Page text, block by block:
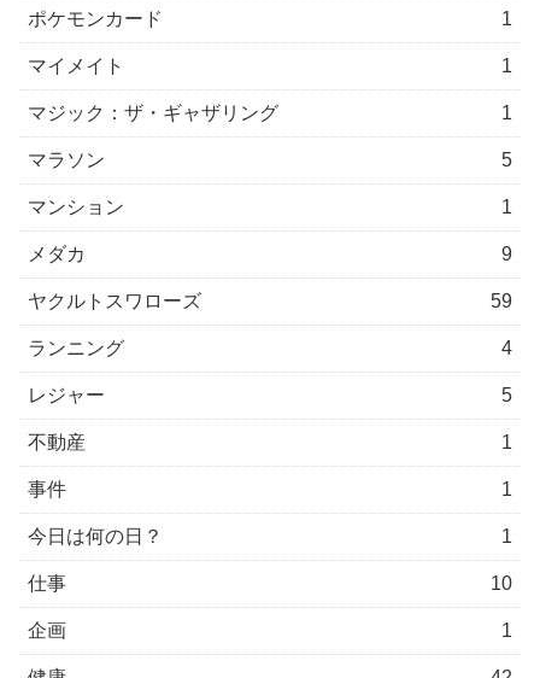
ポケモンカード 1
マイメイト 1
マジック：ザ・ギャザリング 1
マラソン 5
マンション 1
メダカ 9
ヤクルトスワローズ 59
ランニング 4
レジャー 5
不動産 1
事件 1
今日は何の日？ 1
仕事 10
企画 1